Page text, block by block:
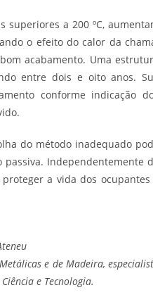
a 200 ºC,
o efeito do calor da
acabamento. Uma
entre dois e oito anos.
conforme indicação
do método inadequado
Independentemente
a vida dos ocupantes
e de Madeira,
e Tecnologia.